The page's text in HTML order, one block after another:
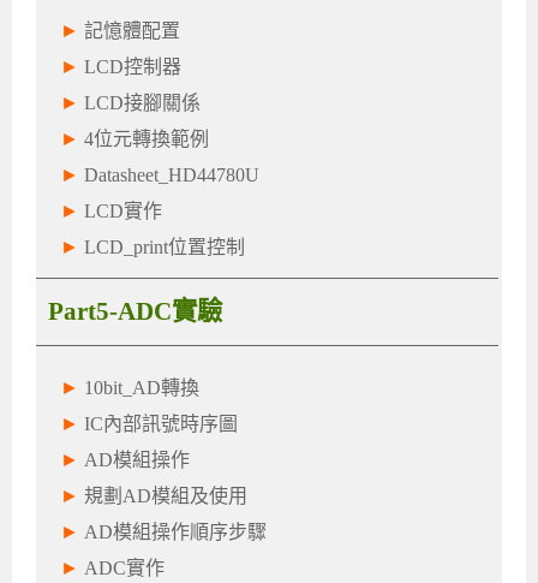
► 記憶體配置
► LCD控制器
► LCD接腳關係
► 4位元轉換範例
► Datasheet_HD44780U
► LCD實作
► LCD_print位置控制
Part5-ADC實驗
► 10bit_AD轉換
► IC內部訊號時序圖
► AD模組操作
► 規劃AD模組及使用
► AD模組操作順序步驟
► ADC實作